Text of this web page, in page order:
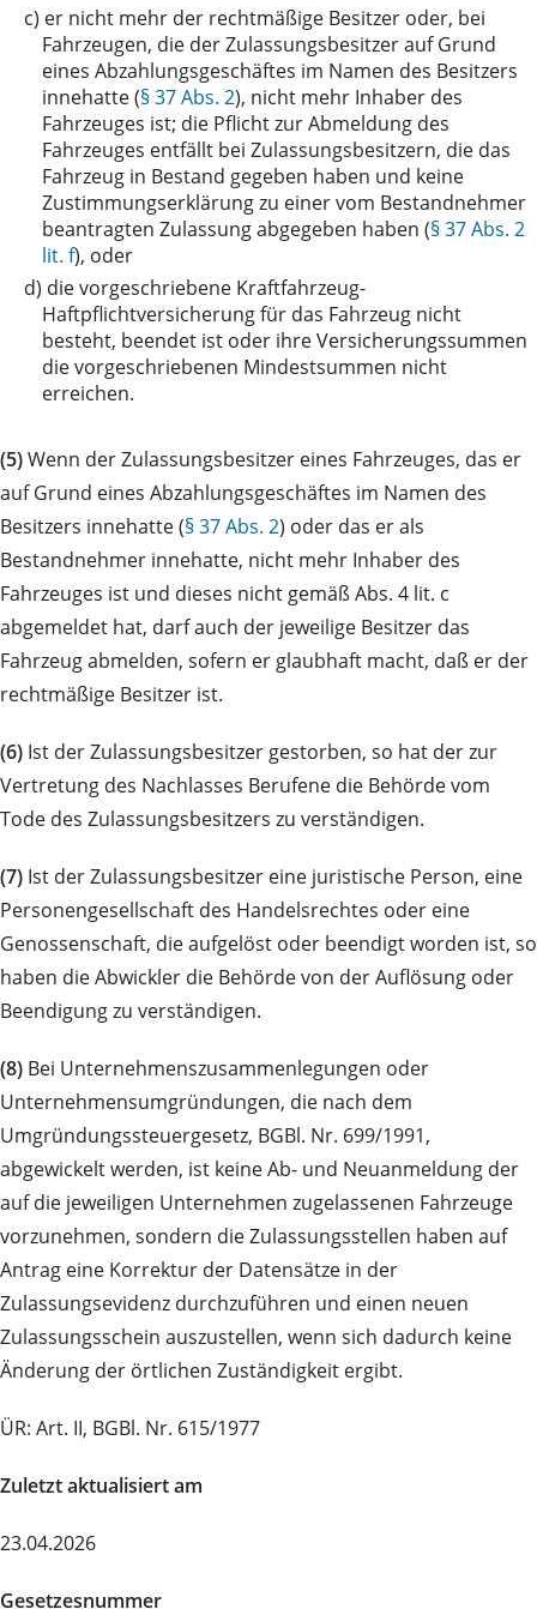
c) er nicht mehr der rechtmäßige Besitzer oder, bei
Fahrzeugen, die der Zulassungsbesitzer auf Grund
eines Abzahlungsgeschäftes im Namen des Besitzers
innehatte (§ 37 Abs. 2), nicht mehr Inhaber des
Fahrzeuges ist; die Pflicht zur Abmeldung des
Fahrzeuges entfällt bei Zulassungsbesitzern, die das
Fahrzeug in Bestand gegeben haben und keine
Zustimmungserklärung zu einer vom Bestandnehmer
beantragten Zulassung abgegeben haben (§ 37 Abs. 2
lit. f), oder
d) die vorgeschriebene Kraftfahrzeug-
Haftpflichtversicherung für das Fahrzeug nicht
besteht, beendet ist oder ihre Versicherungssummen
die vorgeschriebenen Mindestsummen nicht
erreichen.
(5)Wenn der Zulassungsbesitzer eines Fahrzeuges, das er
auf Grund eines Abzahlungsgeschäftes im Namen des
Besitzers innehatte (§ 37 Abs. 2) oder das er als
Bestandnehmer innehatte, nicht mehr Inhaber des
Fahrzeuges ist und dieses nicht gemäß Abs. 4 lit. c
abgemeldet hat, darf auch der jeweilige Besitzer das
Fahrzeug abmelden, sofern er glaubhaft macht, daß er der
rechtmäßige Besitzer ist.
(6) Ist der Zulassungsbesitzer gestorben, so hat der zur
Vertretung des Nachlasses Berufene die Behörde vom
Tode des Zulassungsbesitzers zu verständigen.
(7) Ist der Zulassungsbesitzer eine juristische Person, eine
Personengesellschaft des Handelsrechtes oder eine
Genossenschaft, die aufgelöst oder beendigt worden ist, so
haben die Abwickler die Behörde von der Auflösung oder
Beendigung zu verständigen.
(8) Bei Unternehmenszusammenlegungen oder
Unternehmensumgründungen, die nach dem
Umgründungssteuergesetz, BGBl. Nr. 699/1991,
abgewickelt werden, ist keine Ab- und Neuanmeldung der
auf die jeweiligen Unternehmen zugelassenen Fahrzeuge
vorzunehmen, sondern die Zulassungsstellen haben auf
Antrag eine Korrektur der Datensätze in der
Zulassungsevidenz durchzuführen und einen neuen
Zulassungsschein auszustellen, wenn sich dadurch keine
Änderung der örtlichen Zuständigkeit ergibt.
ÜR: Art. II, BGBl. Nr. 615/1977
Zuletzt aktualisiert am
23.04.2026
Gesetzesnummer